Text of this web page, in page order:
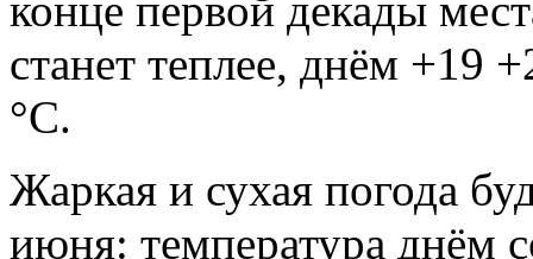
станет теплее, днём
°С.
Жаркая и сухая погода
июня: температура днём